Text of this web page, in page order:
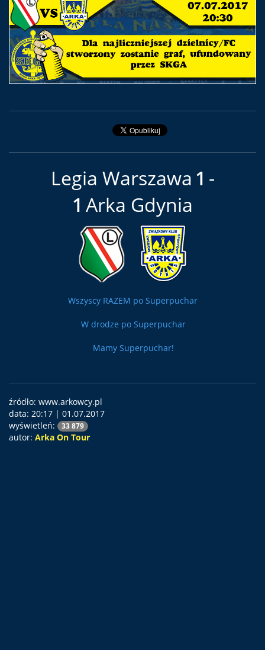
Legia Warszawa 1
1 Arka Gdynia
Wszyscy RAZEM po Superpuchar
W drodze po Superpuchar
Mamy Superpuchar!
źródło: www.arkowcy.pl
data: 20:17 | 01.07.2017
wyświetleń:
33 879
autor: Arka On Tour